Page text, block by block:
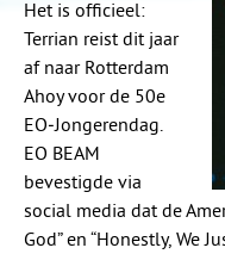
Het is officieel:
Terrian reist dit jaar
af naar Rotterdam
Ahoy voor de 50e
EO‑Jongerendag.
EO BEAM
bevestigde via
social media dat de
God” en “Honestly, We